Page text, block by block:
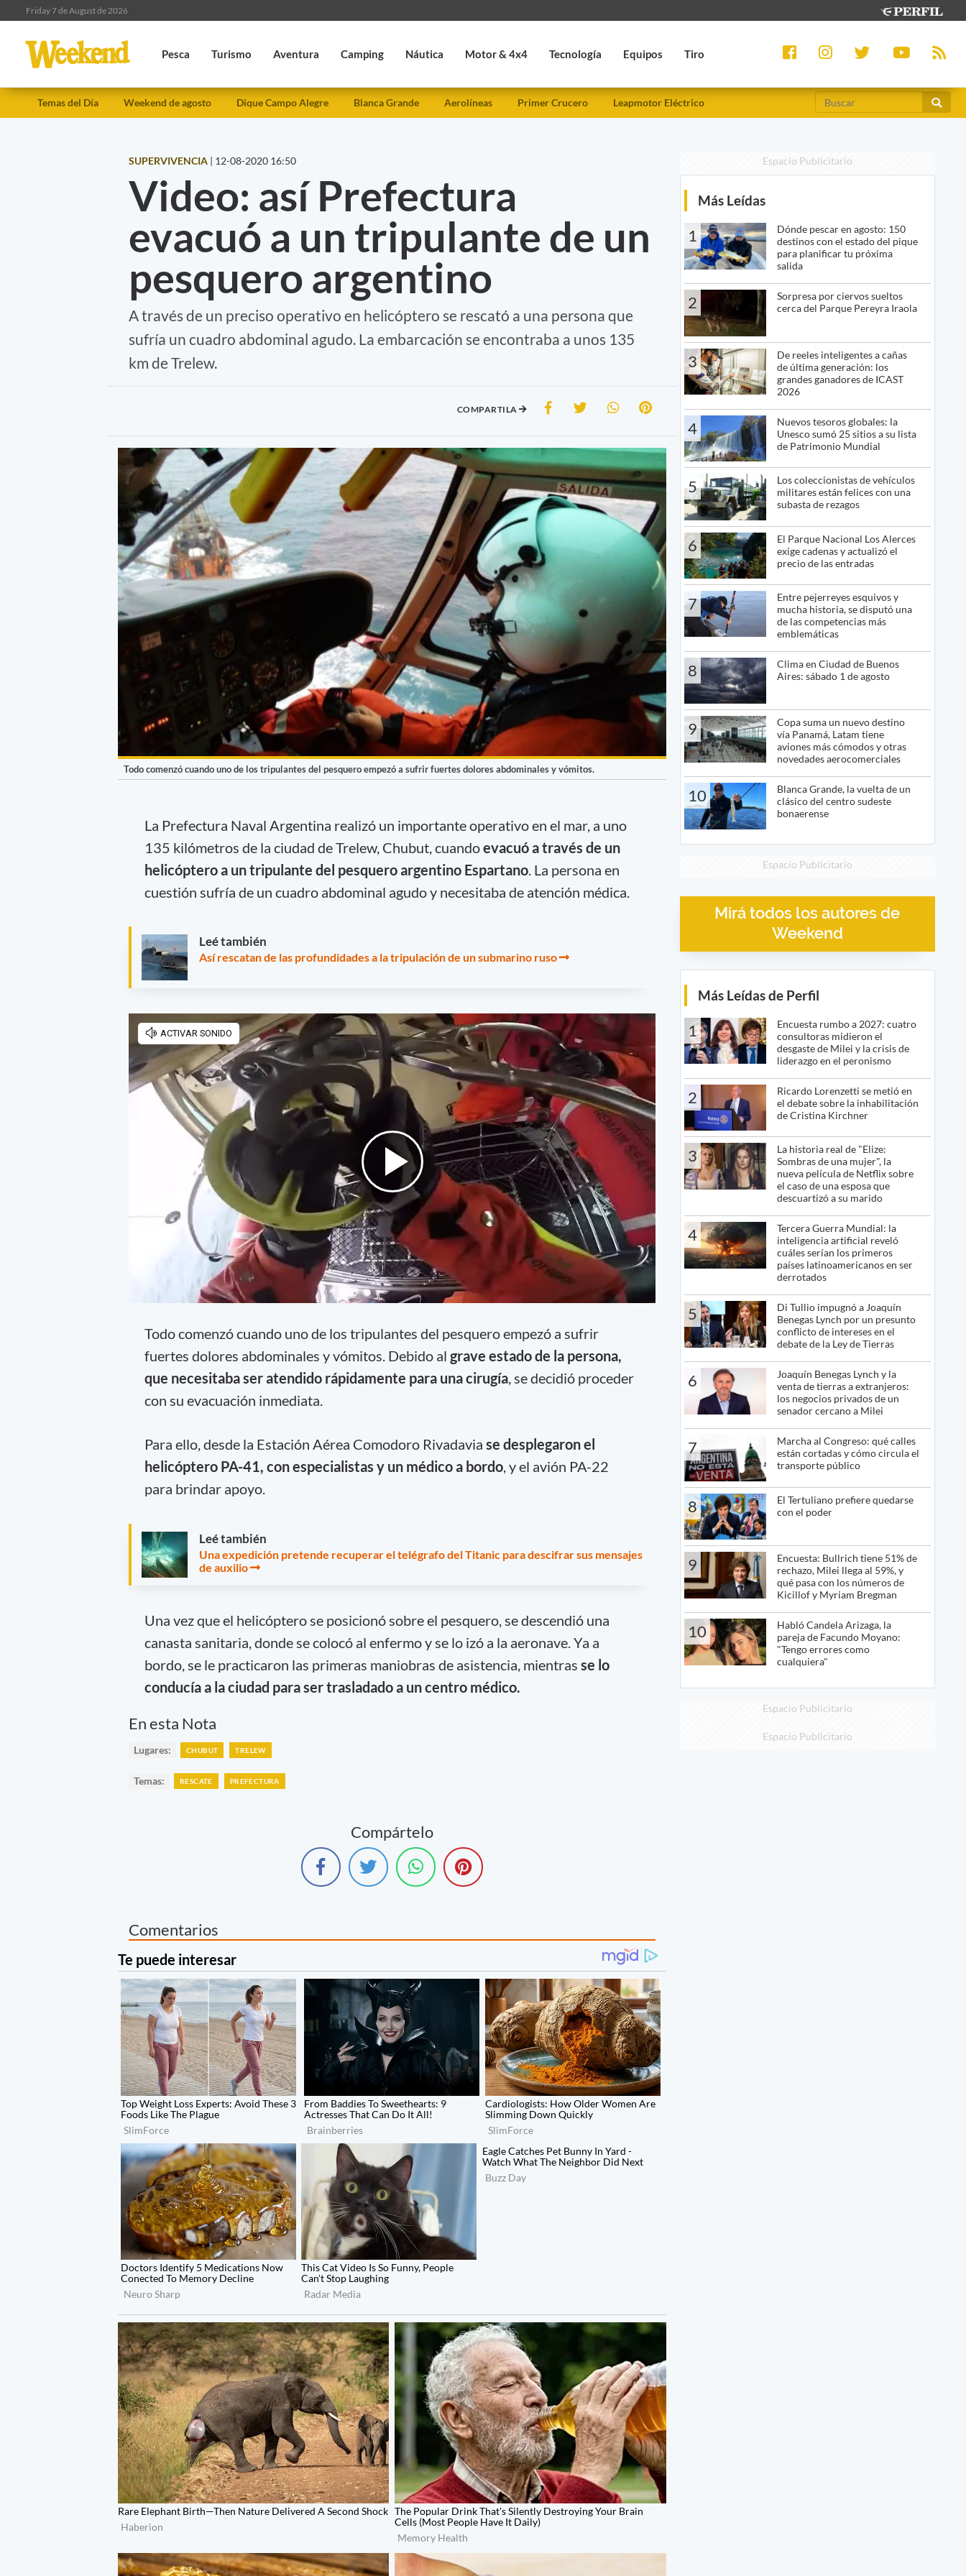
Friday 7 de August de 2026
Pesca Turismo Aventura Camping Náutica Motor & 4x4 Tecnología Equipos Tiro
Temas del Día Weekend de agosto Dique Campo Alegre Blanca Grande Aerolíneas Primer Crucero Leapmotor Eléctrico
SUPERVIVENCIA | 12-08-2020 16:50
Video: así Prefectura
evacuó a un tripulante de un
pesquero argentino
A través de un preciso operativo en helicóptero se rescató a una persona que
sufría un cuadro abdominal agudo. La embarcación se encontraba a unos 135
km de Trelew.
COMPARTILA
Todo comenzó cuando uno de los tripulantes del pesquero empezó a sufrir fuertes dolores abdominales y vómitos.
La Prefectura Naval Argentina realizó un importante operativo en el mar, a uno
135 kilómetros de la ciudad de Trelew, Chubut, cuandoevacuó a través de un
helicóptero a un tripulante del pesquero argentino Espartano. La persona en
cuestión sufría de un cuadro abdominal agudo y necesitaba de atención médica.
Leé también
Así rescatan de las profundidades a la tripulación de un submarino ruso
Todo comenzó cuando uno de los tripulantes del pesquero empezó a sufrir
fuertes dolores abdominales y vómitos. Debido al grave estado de la persona,
que necesitaba ser atendido rápidamente para una cirugía, se decidió proceder
con su evacuación inmediata.
Para ello, desde la Estación Aérea Comodoro Rivadavia se desplegaron el
helicóptero PA-41, con especialistas y un médico a bordo, y el avión PA-22
para brindar apoyo.
Leé también
Una expedición pretende recuperar el telégrafo del Titanic para descifrar sus mensajes
de auxilio
Una vez que el helicóptero se posicionó sobre el pesquero, se descendió una
canasta sanitaria, donde se colocó al enfermo y se lo izó a la aeronave. Ya a
bordo, se le practicaron las primeras maniobras de asistencia, mientras se lo
conducía a la ciudad para ser trasladado a un centro médico.
En esta Nota
Lugares: CHUBUT TRELEW
Temas: RESCATE PREFECTURA
Compártelo
Comentarios
Espacio Publicitario
Más Leídas
1
Dónde pescar en agosto: 150
destinos con el estado del pique
para planificar tu próxima
salida
2
Sorpresa por ciervos sueltos
cerca del Parque Pereyra Iraola
3
De reeles inteligentes a cañas
de última generación: los
grandes ganadores de ICAST
2026
4
Nuevos tesoros globales: la
Unesco sumó 25 sitios a su lista
de Patrimonio Mundial
5
Los coleccionistas de vehículos
militares están felices con una
subasta de rezagos
6
El Parque Nacional Los Alerces
exige cadenas y actualizó el
precio de las entradas
7
Entre pejerreyes esquivos y
mucha historia, se disputó una
de las competencias más
emblemáticas
8
Clima en Ciudad de Buenos
Aires: sábado 1 de agosto
9
Copa suma un nuevo destino
vía Panamá, Latam tiene
aviones más cómodos y otras
novedades aerocomerciales
10
Blanca Grande, la vuelta de un
clásico del centro sudeste
bonaerense
Espacio Publicitario
Mirá todos los autores de
Weekend
Más Leídas de Perfil
1
Encuesta rumbo a 2027: cuatro
consultoras midieron el
desgaste de Milei y la crisis de
liderazgo en el peronismo
2
Ricardo Lorenzetti se metió en
el debate sobre la inhabilitación
de Cristina Kirchner
3
La historia real de "Elize:
Sombras de una mujer", la
nueva película de Netflix sobre
el caso de una esposa que
descuartizó a su marido
4
Tercera Guerra Mundial: la
inteligencia artificial reveló
cuáles serían los primeros
países latinoamericanos en ser
derrotados
5
Di Tullio impugnó a Joaquín
Benegas Lynch por un presunto
conflicto de intereses en el
debate de la Ley de Tierras
6
Joaquín Benegas Lynch y la
venta de tierras a extranjeros:
los negocios privados de un
senador cercano a Milei
7
Marcha al Congreso: qué calles
están cortadas y cómo circula el
transporte público
8
El Tertuliano prefiere quedarse
con el poder
9
Encuesta: Bullrich tiene 51% de
rechazo, Milei llega al 59%, y
qué pasa con los números de
Kicillof y Myriam Bregman
10
Habló Candela Arizaga, la
pareja de Facundo Moyano:
"Tengo errores como
cualquiera"
Espacio Publicitario
Espacio Publicitario